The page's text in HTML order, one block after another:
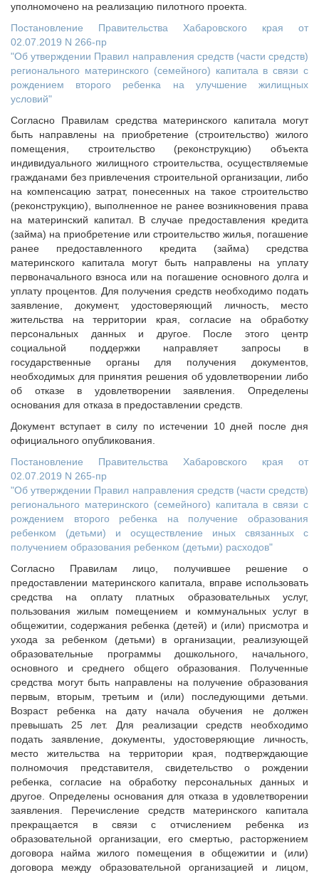
уполномочено на реализацию пилотного проекта.
Постановление Правительства Хабаровского края от
02.07.2019 N 266-пр
"Об утверждении Правил направления средств (части средств)
регионального материнского (семейного) капитала в связи с
рождением второго ребенка на улучшение жилищных
условий"
Согласно Правилам средства материнского капитала могут
быть направлены на приобретение (строительство) жилого
помещения, строительство (реконструкцию) объекта
индивидуального жилищного строительства, осуществляемые
гражданами без привлечения строительной организации, либо
на компенсацию затрат, понесенных на такое строительство
(реконструкцию), выполненное не ранее возникновения права
на материнский капитал. В случае предоставления кредита
(займа) на приобретение или строительство жилья, погашение
ранее предоставленного кредита (займа) средства
материнского капитала могут быть направлены на уплату
первоначального взноса или на погашение основного долга и
уплату процентов. Для получения средств необходимо подать
заявление, документ, удостоверяющий личность, место
жительства на территории края, согласие на обработку
персональных данных и другое. После этого центр
социальной поддержки направляет запросы в
государственные органы для получения документов,
необходимых для принятия решения об удовлетворении либо
об отказе в удовлетворении заявления. Определены
основания для отказа в предоставлении средств.
Документ вступает в силу по истечении 10 дней после дня
официального опубликования.
Постановление Правительства Хабаровского края от
02.07.2019 N 265-пр
"Об утверждении Правил направления средств (части средств)
регионального материнского (семейного) капитала в связи с
рождением второго ребенка на получение образования
ребенком (детьми) и осуществление иных связанных с
получением образования ребенком (детьми) расходов"
Согласно Правилам лицо, получившее решение о
предоставлении материнского капитала, вправе использовать
средства на оплату платных образовательных услуг,
пользования жилым помещением и коммунальных услуг в
общежитии, содержания ребенка (детей) и (или) присмотра и
ухода за ребенком (детьми) в организации, реализующей
образовательные программы дошкольного, начального,
основного и среднего общего образования. Полученные
средства могут быть направлены на получение образования
первым, вторым, третьим и (или) последующими детьми.
Возраст ребенка на дату начала обучения не должен
превышать 25 лет. Для реализации средств необходимо
подать заявление, документы, удостоверяющие личность,
место жительства на территории края, подтверждающие
полномочия представителя, свидетельство о рождении
ребенка, согласие на обработку персональных данных и
другое. Определены основания для отказа в удовлетворении
заявления. Перечисление средств материнского капитала
прекращается в связи с отчислением ребенка из
образовательной организации, его смертью, расторжением
договора найма жилого помещения в общежитии и (или)
договора между образовательной организацией и лицом,